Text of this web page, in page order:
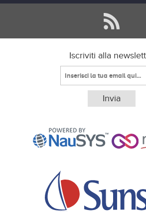
Iscriviti alla